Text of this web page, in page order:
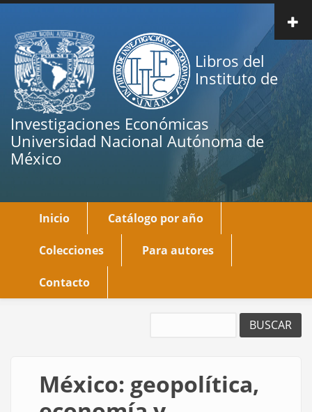
Pasar
contenido
principal
Libros del
Instituto de
Investigaciones Económicas
Universidad Nacional Autónoma de
México
Main
navigation
Inicio Catálogo por año
Colecciones Para autores
Contacto
México: geopolítica,